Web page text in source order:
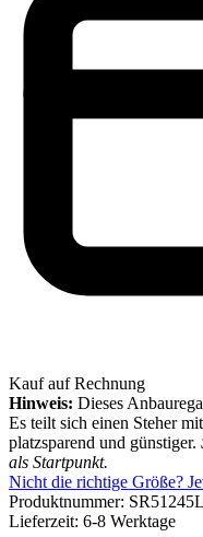
Kauf auf Rechnung
Hinweis: Dieses
Es teilt sich einen Steher
platzsparend und günstiger.
als Startpunkt.
Nicht die richtige Größe?
Produktnummer:
Lieferzeit: 6-8 Werktage